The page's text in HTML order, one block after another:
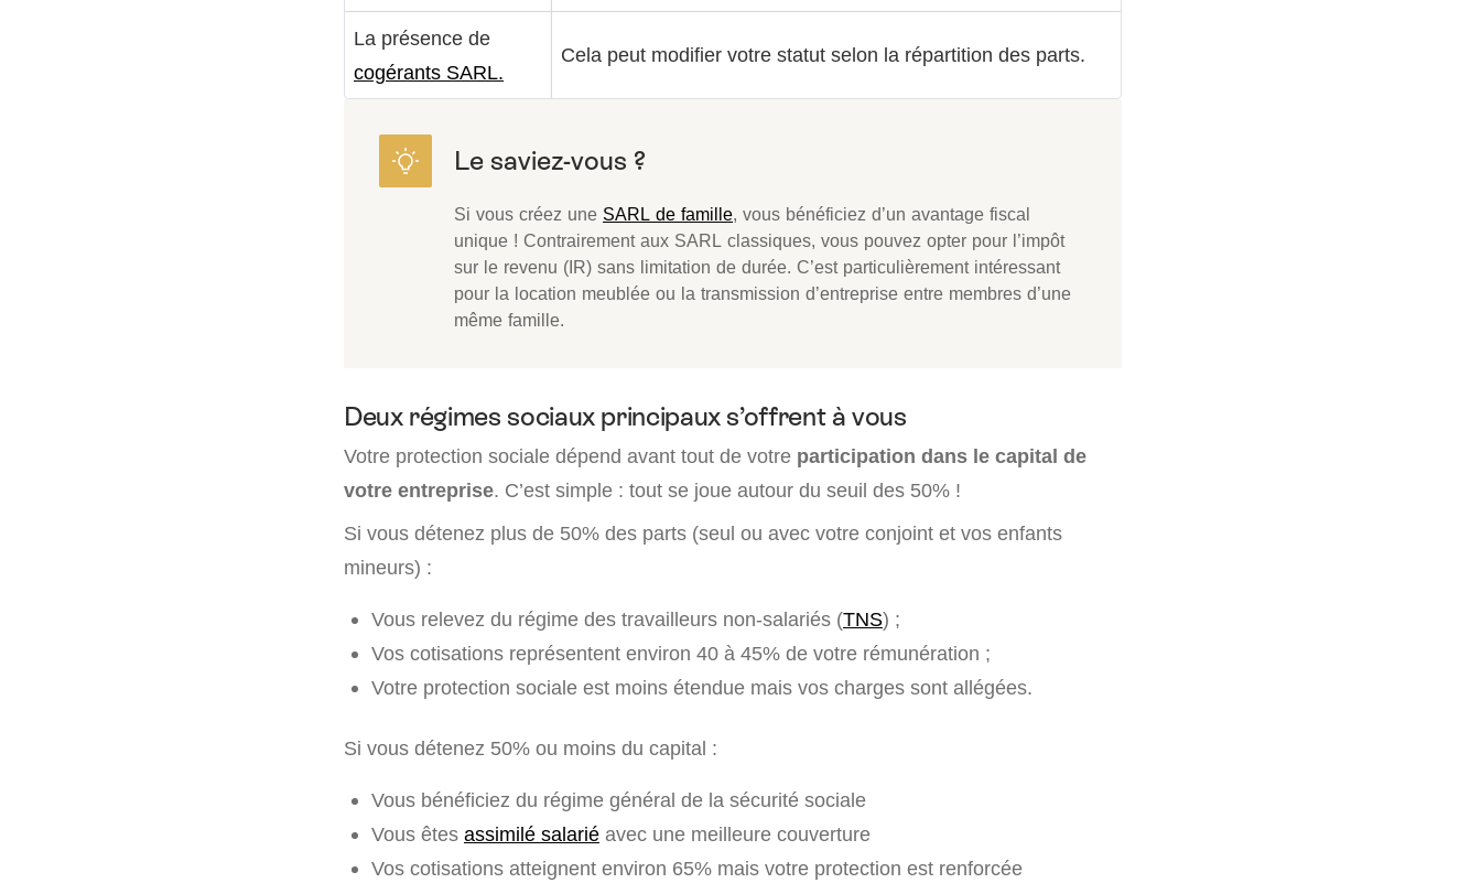
La présence de
cogérants SARL.
Cela peut modifier votre statut selon la répartition des parts.
Si vous créez une SARL de famille, vous bénéficiez d’un avantage fiscal
unique ! Contrairement aux SARL classiques, vous pouvez opter pour l’impôt
sur le revenu (IR) sans limitation de durée. C’est particulièrement intéressant
pour la location meublée ou la transmission d’entreprise entre membres d’une
même famille.
Deux régimes sociaux principaux s’offrent à vous
Votre protection sociale dépend avant tout de votre participation dans le capital de
votre entreprise. C’est simple : tout se joue autour du seuil des 50% !
Si vous détenez plus de 50% des parts (seul ou avec votre conjoint et vos enfants
mineurs) :
Vous relevez du régime des travailleurs non-salariés (TNS) ;
Vos cotisations représentent environ 40 à 45% de votre rémunération ;
Votre protection sociale est moins étendue mais vos charges sont allégées.
Si vous détenez 50% ou moins du capital :
Vous bénéficiez du régime général de la sécurité sociale
Vous êtes assimilé salarié avec une meilleure couverture
Vos cotisations atteignent environ 65% mais votre protection est renforcée